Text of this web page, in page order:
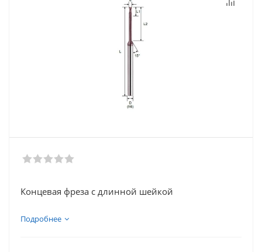
Концевая фреза с длинной шейкой
Подробнее